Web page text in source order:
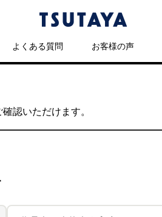
よくある質問 お客様の声
認いただけます。